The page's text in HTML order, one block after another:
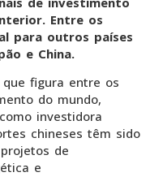
Entre os
para outros países
e China.
figura entre os
do mundo,
investidora
chineses têm sido
de
e